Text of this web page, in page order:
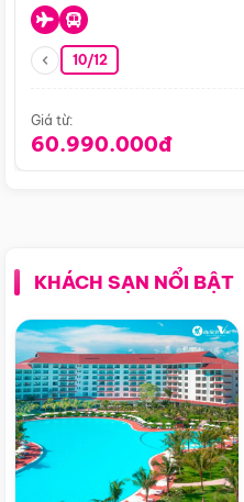
10/12
Giá từ:
60.990.000đ
KHÁCH SẠN NỔI BẬT